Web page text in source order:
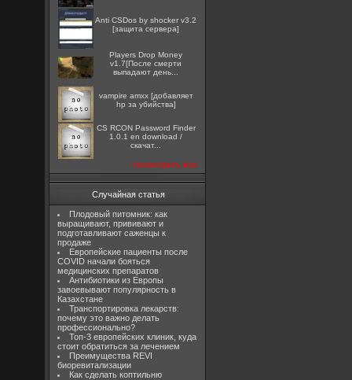
Anti CSDos by shocker v3.2
[защита сервера]
Players Drop Money
v1.7[После смерти
выпадают день...
vampire amxx [добавляет
hp за убийства]
CS RCON Password Finder
1.0.1 en download /
скачат...
посмотреть все
Случайная статья
Плодовый питомник: как
выращивают, прививают и
подготавливают саженцы к
продаже
Европейские пациенты после
COVID начали бояться
медицинских препаратов
Антибиотики из Европы
завоевывают популярность в
Казахстане
Транспортировка лекарств:
почему это важно делать
профессионально?
Топ-3 европейских клиник, куда
стоит обратиться за лечением
Преимущества REVI
биоревитализации
Как сделать коптильню